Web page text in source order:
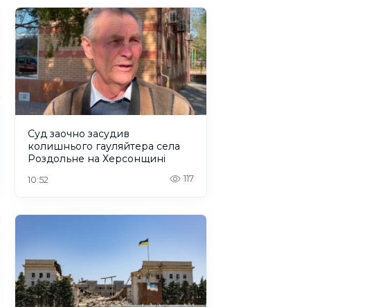
Суд заочно засудив
колишнього гауляйтера села
Роздольне на Херсонщині
10:52 117